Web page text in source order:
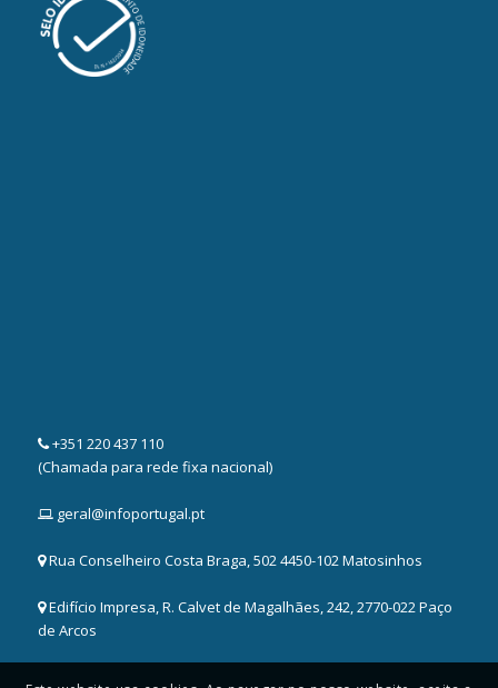
+351 220 437 110
(Chamada para rede fixa nacional)
geral@infoportugal.pt
Rua Conselheiro Costa Braga, 502 4450-102 Matosinhos
Edifício Impresa, R. Calvet de Magalhães, 242, 2770-022 Paço
de Arcos